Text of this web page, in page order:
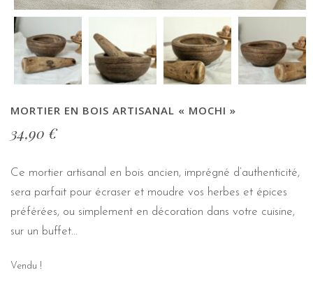
MORTIER EN BOIS ARTISANAL « MOCHI »
34,90 €
Ce mortier artisanal en bois ancien, imprégné d’authenticité,
sera parfait pour écraser et moudre vos herbes et épices
préférées, ou simplement en décoration dans votre cuisine,
sur un buffet…
Vendu !